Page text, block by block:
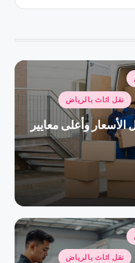
نقل اثاث بالرياض
وأعلى معايير
نقل اثاث بالرياض